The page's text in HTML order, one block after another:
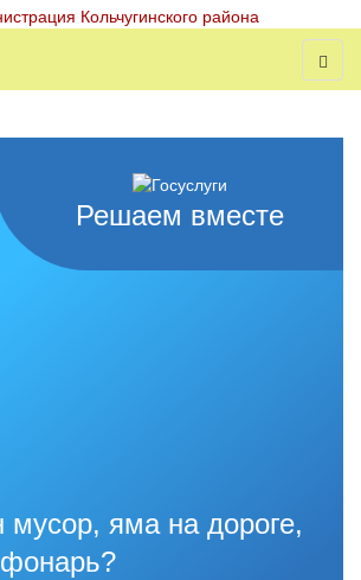
Решаем вместе
мусор, яма на дороге,
фонарь?